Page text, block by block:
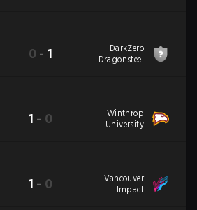
0 -1
DarkZero
Dragonsteel
1 - 0
Winthrop
University
1 - 0
Vancouver
Impact